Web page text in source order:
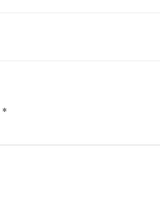
*